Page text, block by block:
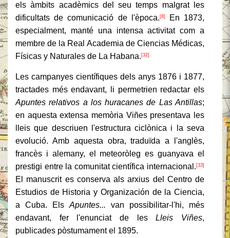
els àmbits acadèmics del seu temps malgrat les
dificultats de comunicació de l'època. [8]
En 1873,
especialment, manté una intensa activitat com a
membre de la Real Academia de Ciencias Médicas,
Físicas y Naturales de La Habana. [32]
Les campanyes científiques dels anys 1876 i 1877,
tractades més endavant, li permetrien redactar els
Apuntes relativos a los huracanes de Las Antillas;
en aquesta extensa memòria Viñes presentava les
lleis que descriuen l'estructura ciclònica i la seva
evolució. Amb aquesta obra, traduïda a l'anglès,
francès i alemany, el meteoròleg es guanyava el
prestigi entre la comunitat científica internacional. [33]
El manuscrit es conserva als arxius del Centro de
Estudios de Historia y Organización de la Ciencia,
a Cuba. Els Apuntes... van possibilitar-l'hi, més
endavant, fer l'enunciat de lesLleis Viñes,
publicades pòstumament el 1895.